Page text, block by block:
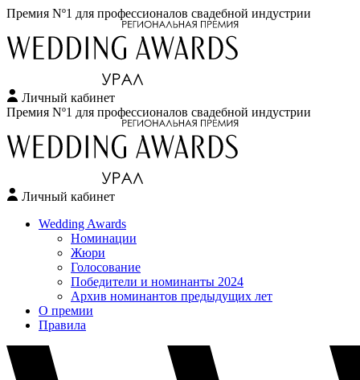
Премия Nº1 для профессионалов свадебной индустрии
Личный кабинет
Перейти
содержимому
Премия Nº1 для профессионалов свадебной индустрии
Личный кабинет
Wedding Awards
Номинации
Жюри
Голосование
Победители и номинанты 2024
Архив номинантов предыдущих лет
О премии
Правила